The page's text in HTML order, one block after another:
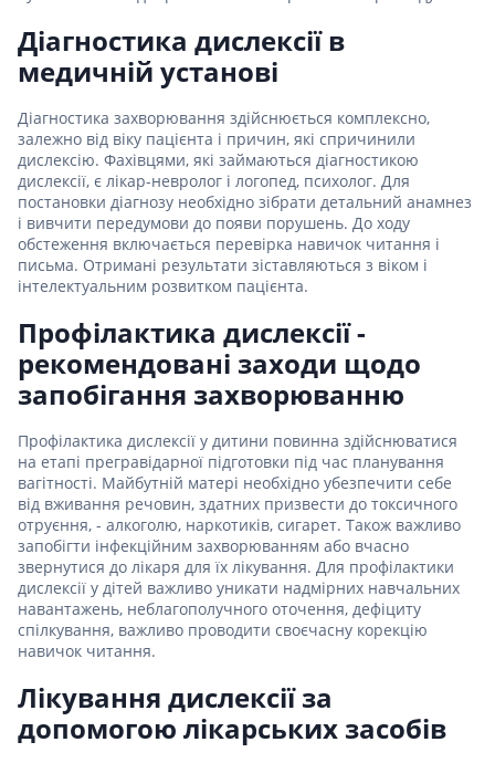
Діагностика дислексії в
медичній установі
Діагностика захворювання здійснюється комплексно,
залежно від віку пацієнта і причин, які спричинили
дислексію. Фахівцями, які займаються діагностикою
дислексії, є лікар-невролог і логопед, психолог. Для
постановки діагнозу необхідно зібрати детальний анамнез
і вивчити передумови до появи порушень. До ходу
обстеження включається перевірка навичок читання і
письма. Отримані результати зіставляються з віком і
інтелектуальним розвитком пацієнта.
Профілактика дислексії -
рекомендовані заходи щодо
запобігання захворюванню
Профілактика дислексії у дитини повинна здійснюватися
на етапі прегравідарної підготовки під час планування
вагітності. Майбутній матері необхідно убезпечити себе
від вживання речовин, здатних призвести до токсичного
отруєння, - алкоголю, наркотиків, сигарет. Також важливо
запобігти інфекційним захворюванням або вчасно
звернутися до лікаря для їх лікування. Для профілактики
дислексії у дітей важливо уникати надмірних навчальних
навантажень, неблагополучного оточення, дефіциту
спілкування, важливо проводити своєчасну корекцію
навичок читання.
Лікування дислексії за
допомогою лікарських засобів